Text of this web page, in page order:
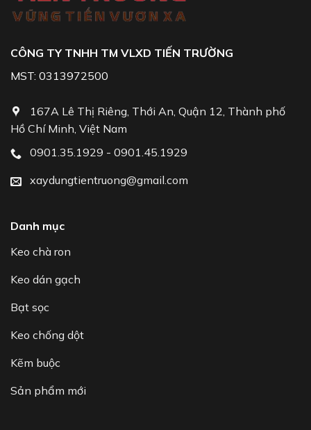
CÔNG TY TNHH TM VLXD TIẾN TRƯỜNG
MST: 0313972500
167A Lê Thị Riêng, Thới An, Quận 12, Thành phố
Hồ Chí Minh, Việt Nam
0901.35.1929 - 0901.45.1929
xaydungtientruong@gmail.com
Danh mục
Keo chà ron
Keo dán gạch
Bạt sọc
Keo chống dột
Kẽm buộc
Sản phẩm mới